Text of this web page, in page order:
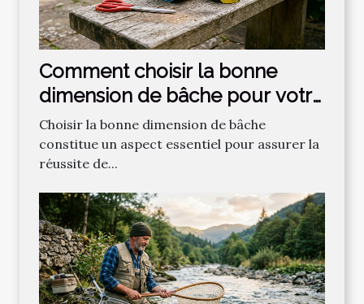
Comment choisir la bonne
dimension de bâche pour votre
projet ?
Choisir la bonne dimension de bâche
constitue un aspect essentiel pour assurer la
réussite de...